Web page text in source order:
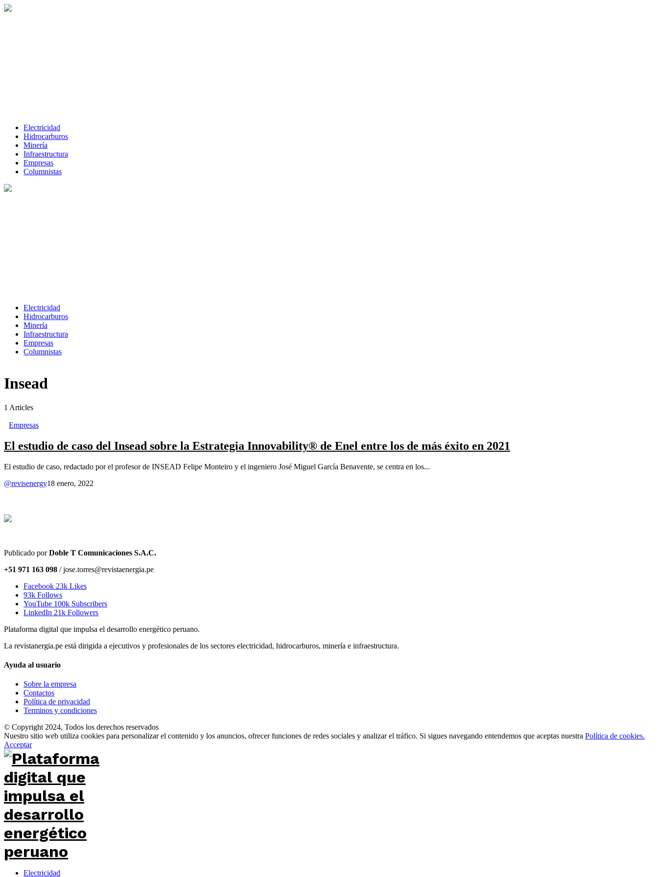
Electricidad
Hidrocarburos
Minería
Infraestructura
Empresas
Columnistas
Electricidad
Hidrocarburos
Minería
Infraestructura
Empresas
Columnistas
Insead
1 Articles
Empresas
El estudio de caso del Insead sobre la Estrategia Innovability® de Enel entre los de más éxito en 2021
El estudio de caso, redactado por el profesor de INSEAD Felipe Monteiro y el ingeniero José Miguel García Benavente, se centra en los...
@revisenergy18 enero, 2022
Publicado porDoble T Comunicaciones S.A.C.
+51 971 163 098 / jose.torres@revistaenergia.pe
Facebook 23k Likes
93k Follows
YouTube 100k Subscribers
LinkedIn 21k Followers
Plataforma digital que impulsa el desarrollo energético peruano.
La revistanergia.pe está dirigida a ejecutivos y profesionales de los sectores electricidad, hidrocarburos, minería e infraestructura.
Ayuda al usuario
Sobre la empresa
Contactos
Política de privacidad
Terminos y condiciones
© Copyright 2024, Todos los derechos reservados
Nuestro sitio web utiliza cookies para personalizar el contenido y los anuncios, ofrecer funciones de redes sociales y analizar el tráfico. Si sigues navegando entendemos que aceptas nuestra Política de cookies.
Acceptar
Electricidad